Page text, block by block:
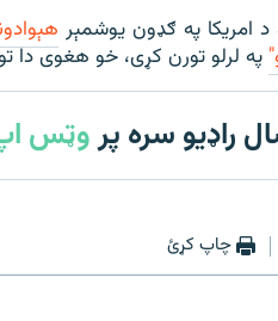
امریکا په ګډون یوشمېر
په لرلو تورن کړی، خو هغوی دا
راډیو سره پروټس
چاپ کړئ